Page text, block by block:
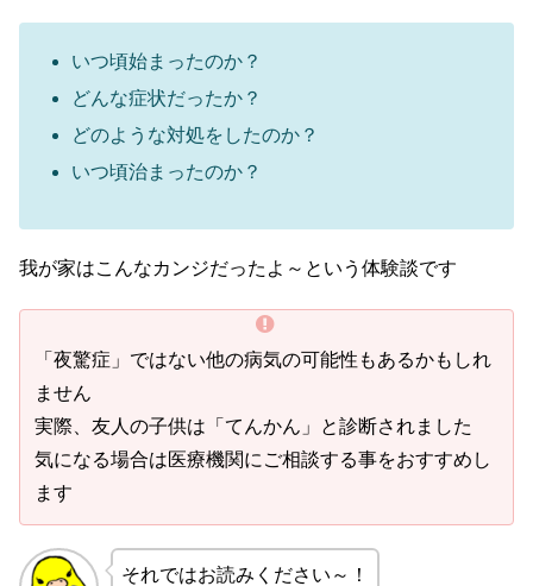
いつ頃始まったのか？
どんな症状だったか？
どのような対処をしたのか？
いつ頃治まったのか？
我が家はこんなカンジだったよ～という体験談です
「夜驚症」ではない他の病気の可能性もあるかもしれ
ません
実際、友人の子供は「てんかん」と診断されました
気になる場合は医療機関にご相談する事をおすすめし
ます
それではお読みください～！